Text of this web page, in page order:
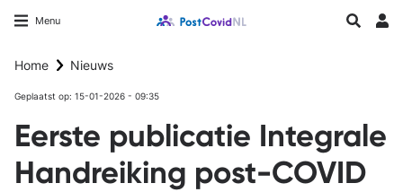
gaan
Menu Longfonds homepageZoeken
Home Nieuws
Geplaatst op: 15-01-2026 - 09:35
Eerste publicatie Integrale
Handreiking post-COVID